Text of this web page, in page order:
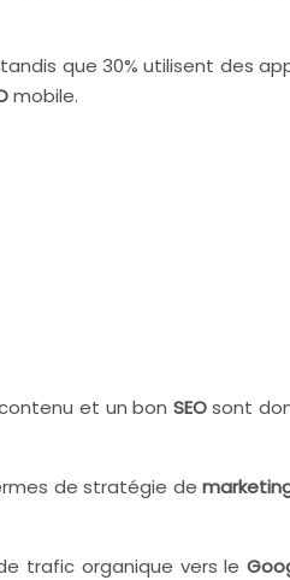
que 30% utilisent des
mobile.
et un bon SEOsont
de stratégie de
trafic organique vers le